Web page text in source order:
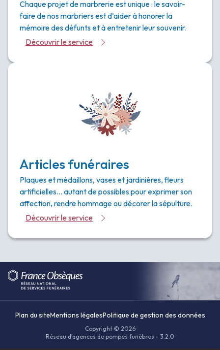
Chaque projet de marbrerie est unique : le savoir-
faire de nos marbriers est d’aider à honorer la
mémoire des défunts et à entretenir leur souvenir.
Découvrir le service
Articles funéraires
Plaques et médaillons, vases et jardinières, fleurs
artificielles… autant de possibles pour exprimer son
affection, rendre hommage ou décorer la sépulture.
Découvrir le service
Plan du siteMentions légalesPolitique de gestion des données
Copyright © 2026
Réseau d'agences de pompes funèbres - 3.2.0